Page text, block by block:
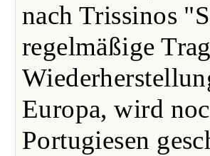
nach Trissinos
regelmäßige
Europa, wird
Portugiesen